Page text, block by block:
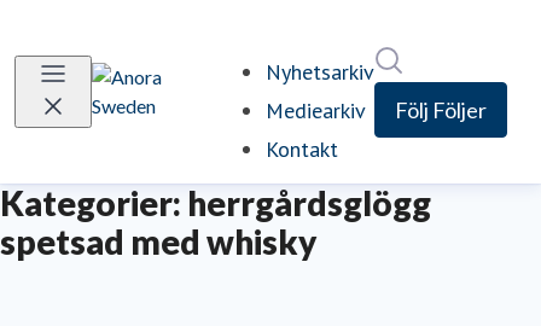
Nyhetsarkiv
Mediearkiv
Kontakt
Följ Följer
Kategorier: herrgårdsglögg
spetsad med whisky